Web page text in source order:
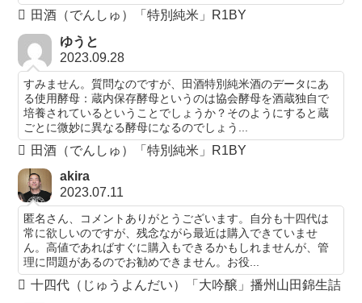
田酒（でんしゅ）「特別純米」R1BY
ゆうと
2023.09.28
すみません。質問なのですが、田酒特別純米酒のデータにあ
る使用酵母：蔵内保存酵母というのは協会酵母を酒蔵独自で
培養されているということでしょうか？そのようにすると蔵
ごとに微妙に異なる酵母になるのでしょう...
田酒（でんしゅ）「特別純米」R1BY
akira
2023.07.11
匿名さん、コメントありがとうございます。自分も十四代は
常に欲しいのですが、残念ながら最近は購入できていませ
ん。高値であればすぐに購入もできるかもしれませんが、管
理に問題があるのでお勧めできません。お役...
十四代（じゅうよんだい）「大吟醸」播州山田錦生詰